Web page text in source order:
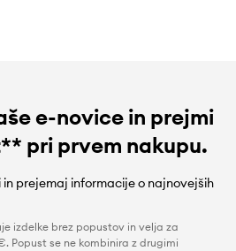
e-novice in prejmi
pri prvem nakupu.
in prejemaj informacije o najnovejših
izdelke brez popustov in velja za
Popust se ne kombinira z drugimi